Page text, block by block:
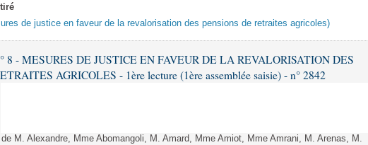
de justice en faveur de la revalorisation des pensions de retraites agricoles)
8 - MESURES DE JUSTICE EN FAVEUR DE LA REVALORISATION DES
AGRICOLES - 1ère lecture (1ère assemblée saisie) - n° 2842
M. Alexandre, Mme Abomangoli, M. Amard, Mme Amiot, Mme Amrani, M. Arenas, M.